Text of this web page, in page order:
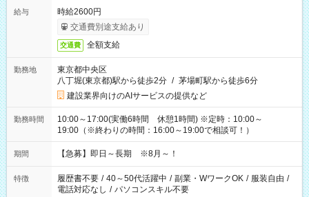
給与
時給2600円
交通費別途支給あり
交通費 全額支給
勤務地
東京都中央区
八丁堀(東京都)駅から徒歩2分 / 茅場町駅から徒歩6分
建設業界向けのAIサービスの提供など
勤務時間
10:00～17:00(実働6時間 休憩1時間) ※定時：10:00～
19:00（※終わりの時間：16:00～19:00で相談可！）
期間 【急募】即日～長期 ※8月～！
特徴 履歴書不要 / 40～50代活躍中 / 副業・WワークOK / 服装自由 /
電話対応なし / パソコンスキル不要